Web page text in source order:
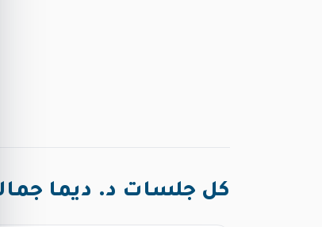
كل جلسات د. ديما